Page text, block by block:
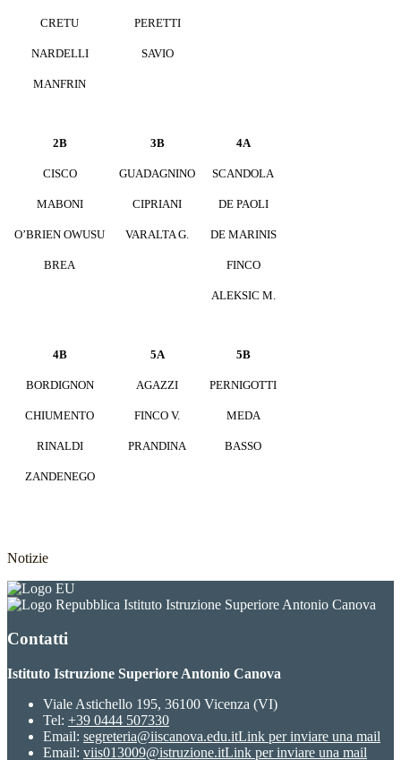
CRETU
NARDELLI
MANFRIN
PERETTI
SAVIO
2B
CISCO
MABONI
O’BRIEN OWUSU
BREA
3B
GUADAGNINO
CIPRIANI
VARALTA G.
4A
SCANDOLA
DE PAOLI
DE MARINIS
FINCO
ALEKSIC M.
4B
BORDIGNON
CHIUMENTO
RINALDI
ZANDENEGO
5A
AGAZZI
FINCO V.
PRANDINA
5B
PERNIGOTTI
MEDA
BASSO
Notizie
Istituto Istruzione Superiore Antonio Canova
Contatti
Istituto Istruzione Superiore Antonio Canova
Viale Astichello 195, 36100 Vicenza (VI)
Tel: +39 0444 507330
Email: segreteria@iiscanova.edu.itLink per inviare una mail
Email: viis013009@istruzione.itLink per inviare una mail